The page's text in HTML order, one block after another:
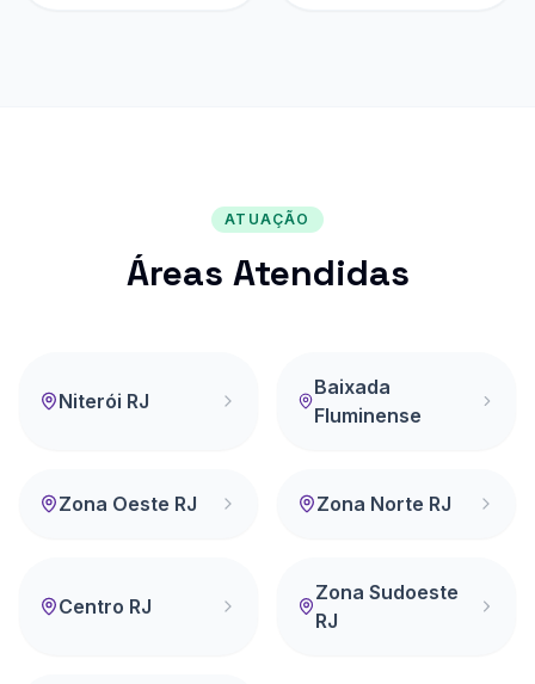
ATUAÇÃO
Áreas Atendidas
Niterói RJ
Baixada
Fluminense
Zona Oeste RJ Zona Norte RJ
Centro RJ
Zona Sudoeste
RJ